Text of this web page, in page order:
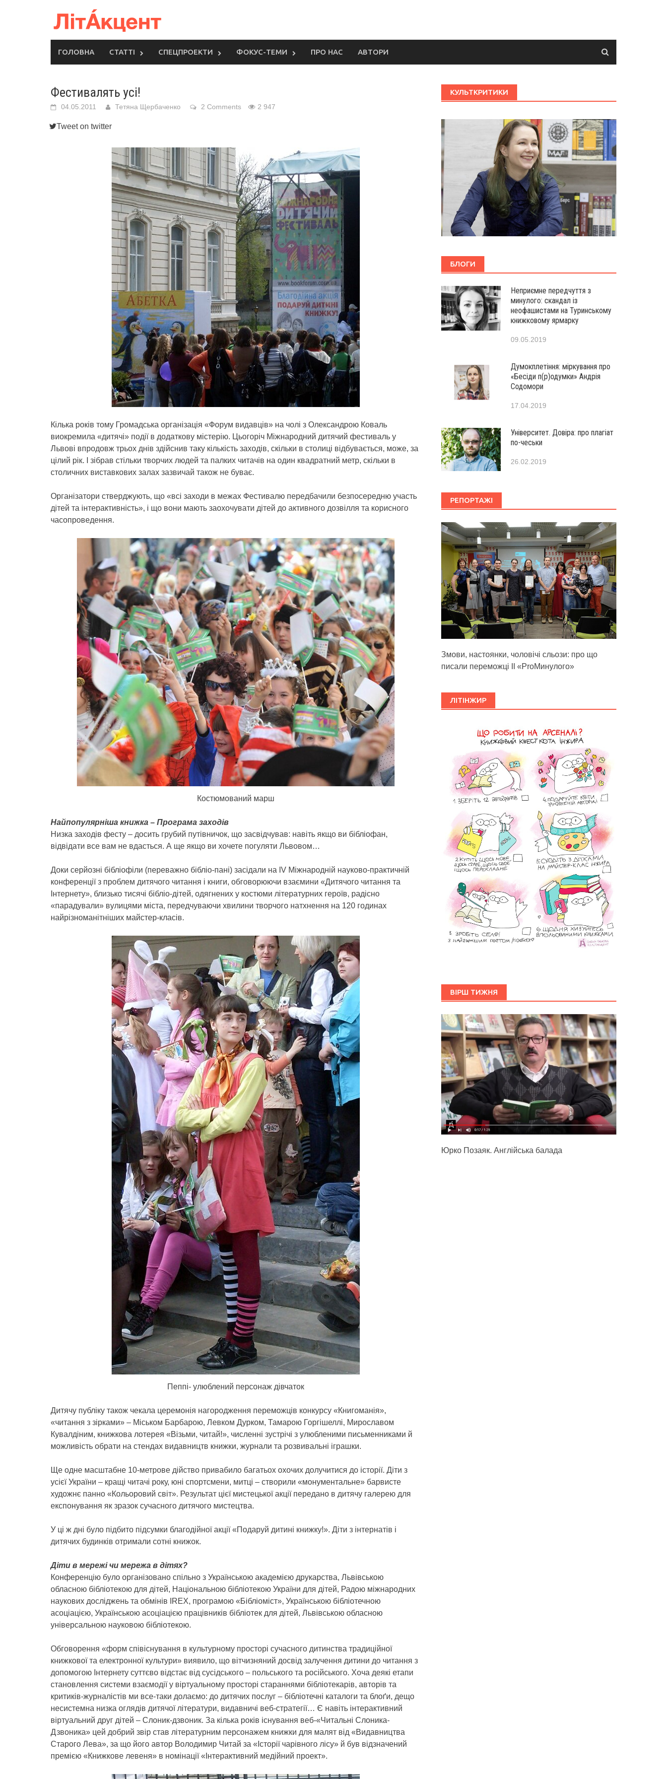
ГОЛОВНА СТАТТІ СПЕЦПРОЕКТИ ФОКУС-ТЕМИ ПРО НАС АВТОРИ
Фестивалять усі!
04.05.2011 Тетяна Щербаченко 2 Comments 2 947
Tweet on twitter
Кілька років тому Громадська організація «Форум видавців» на чолі з Олександрою Коваль
виокремила «дитячі» події в додаткову містерію. Цьогоріч Міжнародний дитячий фестиваль у
Львові впродовж трьох днів здійснив таку кількість заходів, скільки в столиці відбувається, може, за
цілий рік. І зібрав стільки творчих людей та палких читачів на один квадратний метр, скільки в
столичних виставкових залах зазвичай також не буває.
Організатори стверджують, що «всі заходи в межах Фестивалю передбачили безпосередню участь
дітей та інтерактивність», і що вони мають заохочувати дітей до активного дозвілля та корисного
часопроведення.
Костюмований марш
Найпопулярніша книжка – Програма заходів
Низка заходів фесту – досить грубий путівничок, що засвідчував: навіть якщо ви бібліофан,
відвідати все вам не вдасться. А ще якщо ви хочете погуляти Львовом…
Доки серйозні бібліофіли (переважно бібліо-пані) засідали на IV Міжнародній науково-практичній
конференції з проблем дитячого читання і книги, обговорюючи взаємини «Дитячого читання та
Інтернету», близько тисячі бібліо-дітей, одягнених у костюми літературних героїв, радісно
«парадували» вулицями міста, передчуваючи хвилини творчого натхнення на 120 годинах
найрізноманітніших майстер-класів.
Пеппі- улюблений персонаж дівчаток
Дитячу публіку також чекала церемонія нагородження переможців конкурсу «Книгоманія»,
«читання з зірками» – Міськом Барбарою, Левком Дурком, Тамарою Горгішеллі, Мирославом
Кувалдіним, книжкова лотерея «Візьми, читай!», численні зустрічі з улюбленими письменниками й
можливість обрати на стендах видавництв книжки, журнали та розвивальні іграшки.
Ще одне масштабне 10-метрове дійство привабило багатьох охочих долучитися до історії. Діти з
усієї України – кращі читачі року, юні спортсмени, митці – створили «монументальне» барвисте
художнє панно «Кольоровий світ». Результат цієї мистецької акції передано в дитячу галерею для
експонування як зразок сучасного дитячого мистецтва.
У ці ж дні було підбито підсумки благодійної акції «Подаруй дитині книжку!». Діти з інтернатів і
дитячих будинків отримали сотні книжок.
Діти в мережі чи мережа в дітях?
Конференцію було організовано спільно з Українською академією друкарства, Львівською
обласною бібліотекою для дітей, Національною бібліотекою України для дітей, Радою міжнародних
наукових досліджень та обмінів IREX, програмою «Бібліоміст», Українською бібліотечною
асоціацією, Українською асоціацією працівників бібліотек для дітей, Львівською обласною
універсальною науковою бібліотекою.
Обговорення «форм співіснування в культурному просторі сучасного дитинства традиційної
книжкової та електронної культури» виявило, що вітчизняний досвід залучення дитини до читання з
допомогою Інтернету суттєво відстає від сусідського – польського та російського. Хоча деякі етапи
становлення системи взаємодії у віртуальному просторі стараннями бібліотекарів, авторів та
критиків-журналістів ми все-таки долаємо: до дитячих послуг – бібліотечні каталоги та блоґи, дещо
несистемна низка оглядів дитячої літератури, видавничі веб-стратегії… Є навіть інтерактивний
віртуальний друг дітей – Слоник-дзвоник. За кілька років існування веб-«Читальні Слоника-
Дзвоника» цей добрий звір став літературним персонажем книжки для малят від «Видавництва
Старого Лева», за що його автор Володимир Читай за «Історії чарівного лісу» й був відзначений
премією «Книжкове левеня» в номінації «Інтерактивний медійний проект».
КУЛЬТКРИТИКИ
БЛОГИ
Неприємне передчуття з
минулого: скандал із
неофашистами на Туринському
книжковому ярмарку
09.05.2019
Думокплетіння: міркування про
«Бесіди п(р)одумки» Андрія
Содомори
17.04.2019
Університет. Довіра: про плагіат
по-чеськи
26.02.2019
РЕПОРТАЖІ
Змови, настоянки, чоловічі сльози: про що
писали переможці ІІ «ProМинулого»
ЛІТІНЖИР
ВІРШ ТИЖНЯ
Юрко Позаяк. Англійська балада